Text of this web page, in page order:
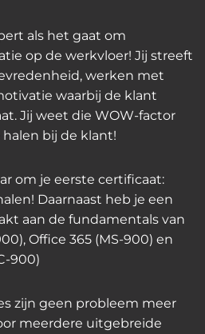
als het gaat om
op de werkvloer! Jij streeft
werken met
waarbij de klant
Jij weet die WOW-factor
bij de klant!
om je eerste certificaat:
Daarnaast heb je een
aan de fundamentals van
Office 365 (MS-900) en
900)
zijn geen probleem meer
meerdere uitgebreide